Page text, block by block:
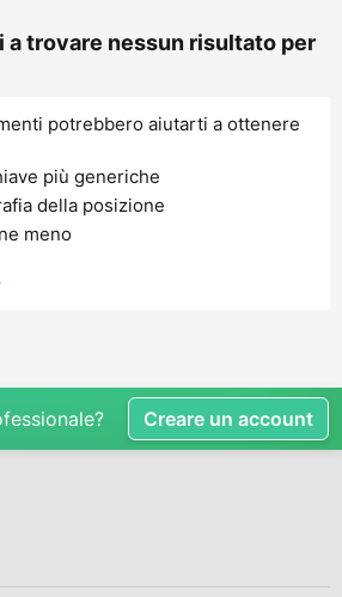
a trovare nessun risultato per
potrebbero aiutarti a ottenere
più generiche
della posizione
meno
Creare un account